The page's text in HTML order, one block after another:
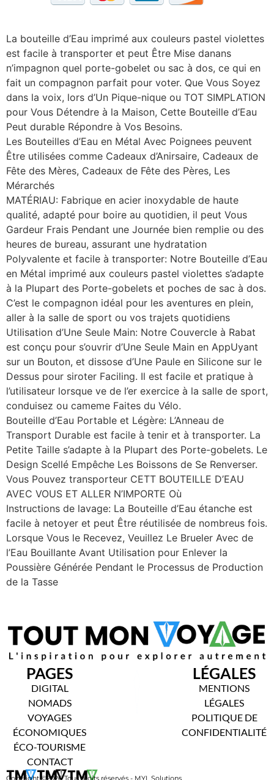
La bouteille d’Eau imprimé aux couleurs pastel violettes
est facile à transporter et peut Être Mise danans
n’impagnon quel porte-gobelet ou sac à dos, ce qui en
fait un compagnon parfait pour voter. Que Vous Soyez
dans la voix, lors d’Un Pique-nique ou TOT SIMPLATION
pour Vous Détendre à la Maison, Cette Bouteille d’Eau
Peut durable Répondre à Vos Besoins.
Les Bouteilles d’Eau en Métal Avec Poignees peuvent
Être utilisées comme Cadeaux d’Anirsaire, Cadeaux de
Fête des Mères, Cadeaux de Fête des Pères, Les
Mérarchés
MATÉRIAU: Fabrique en acier inoxydable de haute
qualité, adapté pour boire au quotidien, il peut Vous
Gardeur Frais Pendant une Journée bien remplie ou des
heures de bureau, assurant une hydratation
Polyvalente et facile à transporter: Notre Bouteille d’Eau
en Métal imprimé aux couleurs pastel violettes s’adapte
à la Plupart des Porte-gobelets et poches de sac à dos.
C’est le compagnon idéal pour les aventures en plein,
aller à la salle de sport ou vos trajets quotidiens
Utilisation d’Une Seule Main: Notre Couvercle à Rabat
est conçu pour s’ouvrir d’Une Seule Main en AppUyant
sur un Bouton, et dissose d’Une Paule en Silicone sur le
Dessus pour siroter Faciling. Il est facile et pratique à
l’utilisateur lorsque ve de l’er exercice à la salle de sport,
conduisez ou cameme Faites du Vélo.
Bouteille d’Eau Portable et Légère: L’Anneau de
Transport Durable est facile à tenir et à transporter. La
Petite Taille s’adapte à la Plupart des Porte-gobelets. Le
Design Scellé Empêche Les Boissons de Se Renverser.
Vous Pouvez transporteur CETT BOUTEILLE D’EAU
AVEC VOUS ET ALLER N’IMPORTE Où
Instructions de lavage: La Bouteille d’Eau étanche est
facile à netoyer et peut Être réutilisée de nombreus fois.
Lorsque Vous le Recevez, Veuillez Le Brueler Avec de
l’Eau Bouillante Avant Utilisation pour Enlever la
Poussière Générée Pendant le Processus de Production
de la Tasse
PAGES
DIGITAL
NOMADS
VOYAGES
ÉCONOMIQUES
ÉCO-TOURISME
CONTACT
LÉGALES
MENTIONS
LÉGALES
POLITIQUE DE
CONFIDENTIALITÉ
Copyright ©2026 Tous droits réservés - MYL Solutions